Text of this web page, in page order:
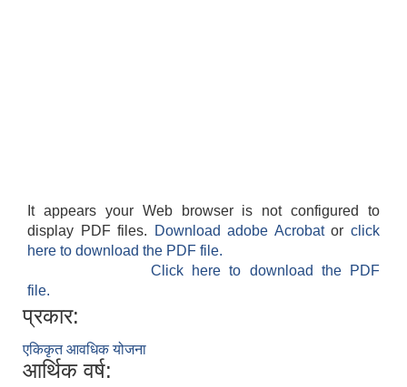
It appears your Web browser is not configured to
display PDF files.
Download adobe Acrobatorclick
here to download the PDF file.
Click here to download the PDF
file.
प्रकार:
एकिकृत आवधिक योजना
आर्थिक वर्ष: